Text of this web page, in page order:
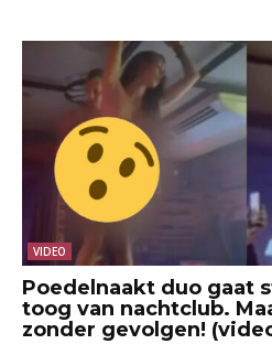
VIDEO
Poedelnaakt duo gaat
toog van nachtclub.
zonder gevolgen!